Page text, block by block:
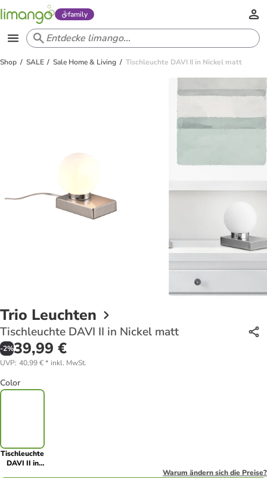
family
Shop SALE Sale Home & Living Tischleuchte DAVI II in Nickel matt
Trio Leuchten
Tischleuchte DAVI II in Nickel matt
-2%39,99 €
UVP: 40,99 €* inkl. MwSt.
Color
Tischleuchte
DAVI II in
Warum ändern sich die Preise?